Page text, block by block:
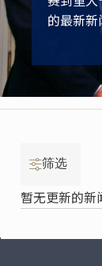
的最新新
筛选
暂无更新的新